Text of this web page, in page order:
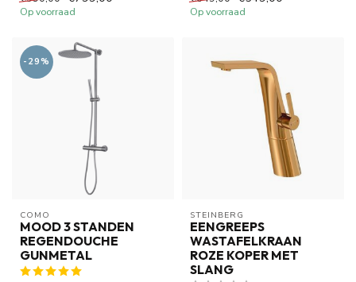
badkamer...
Op voorraad Op voorraad
-29%
COMO
MOOD 3 STANDEN
REGENDOUCHE
GUNMETAL
STEINBERG
EENGREEPS
WASTAFELKRAAN
ROZE KOPER MET
SLANG